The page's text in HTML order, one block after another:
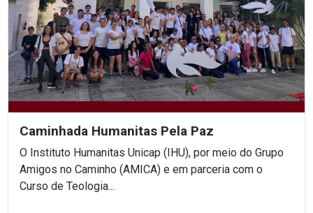
Caminhada Humanitas Pela Paz
O Instituto Humanitas Unicap (IHU), por meio do Grupo
Amigos no Caminho (AMICA) e em parceria com o
Curso de Teologia...